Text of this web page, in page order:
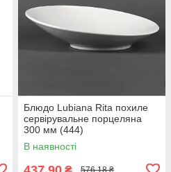
Блюдо Lubiana Rita похиле
сервірувальне порцеляна
300 мм (444)
В наявності
576,18 ₴